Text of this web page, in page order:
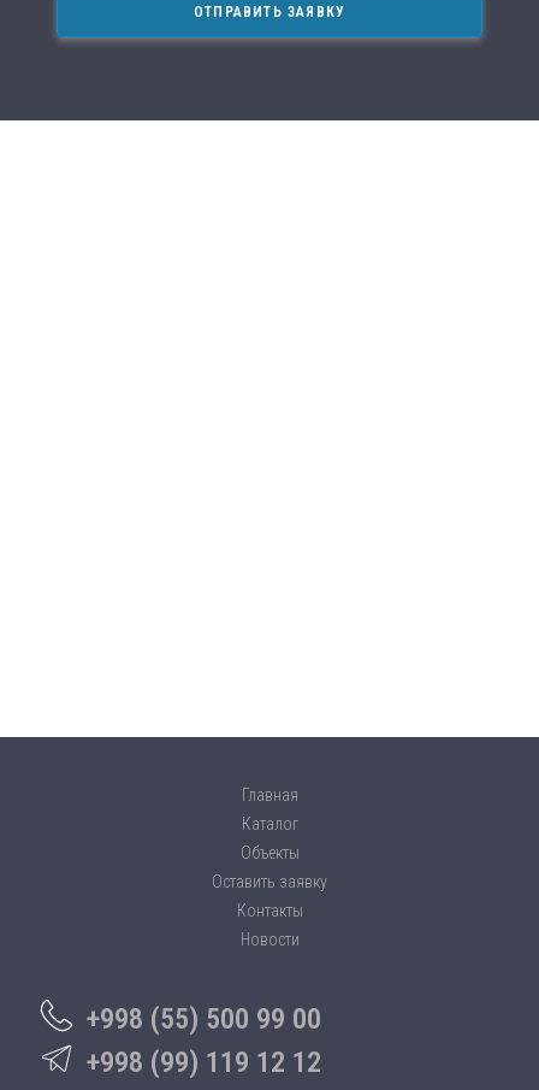
Главная
Каталог
Объекты
Оставить заявку
Контакты
Новости
+998 (55) 500 99 00
+998 (99) 119 12 12